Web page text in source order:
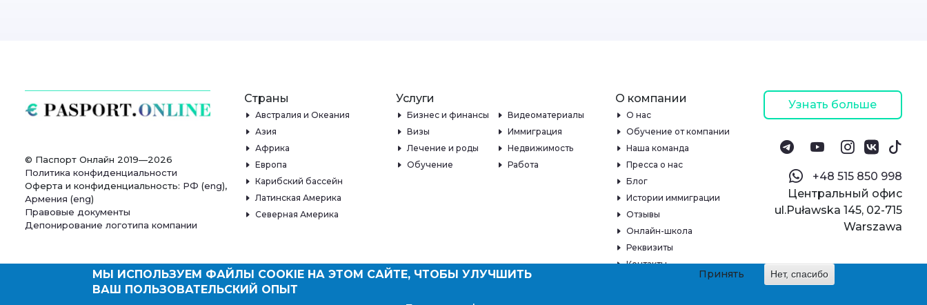
© Паспорт Онлайн 2019—2026
Политика конфиденциальности
Оферта и конфиденциальность: РФ (eng),
Армения (eng)
Правовые документы
Депонирование логотипа компании
Страны
Австралия и Океания
Азия
Африка
Европа
Карибский бассейн
Латинская Америка
Северная Америка
Услуги
Бизнес и финансы
Видеоматериалы
Визы
Иммиграция
Лечение и роды
Недвижимость
Обучение
Работа
О компании
О нас
Обучение от компании
Наша команда
Пресса о нас
Блог
Истории иммиграции
Отзывы
Онлайн-школа
Реквизиты
Контакты
Узнать больше
‪+48 515 850 998‬
Центральный офис
ul.Puławska 145, 02-715
Warszawa
МЫ ИСПОЛЬЗУЕМ ФАЙЛЫ COOKIE НА ЭТОМ САЙТЕ, ЧТОБЫ УЛУЧШИТЬ
ВАШ ПОЛЬЗОВАТЕЛЬСКИЙ ОПЫТ
Принять Нет, спасибо